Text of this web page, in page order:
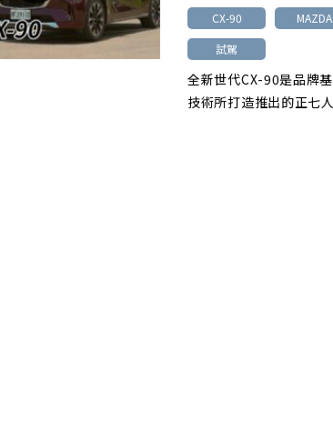
CX-90 MAZDA
試駕
全新世代CX-90是品牌
技術所打造推出的正七